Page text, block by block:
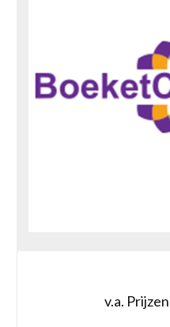
v.a. Prijzen